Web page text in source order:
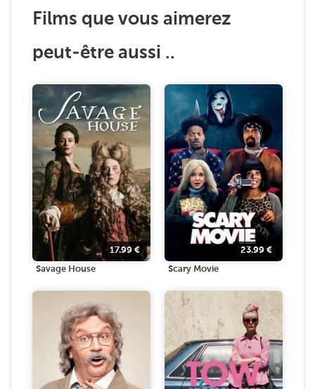
Films que vous aimerez
peut-être aussi ..
17.99 €
Savage House
23.99 €
Scary Movie